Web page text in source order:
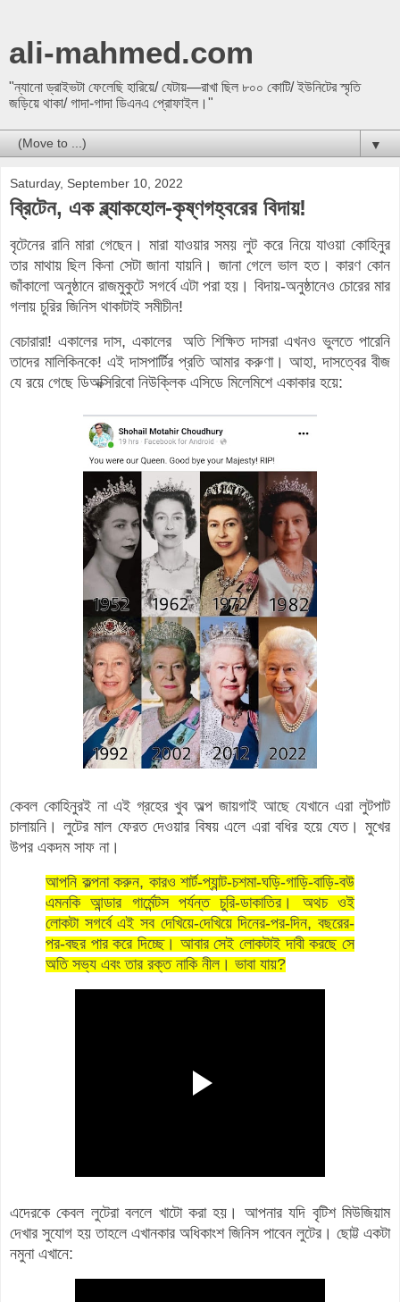
ali-mahmed.com
"ন্যানো ড্রাইভটা ফেলেছি হারিয়ে/ যেটায়—রাখা ছিল ৮০০ কোটি/ ইউনিটের স্মৃতি
জড়িয়ে থাকা/ গাদা-গাদা ডিএনএ প্রোফাইল।"
▼
Saturday, September 10, 2022
ব্রিটেন, এক ব্ল্যাকহোল-কৃষ্ণগহ্বরের বিদায়!
বৃটেনের রানি মারা গেছেন। মারা যাওয়ার সময় লুট করে নিয়ে যাওয়া কোহিনুর
তার মাথায় ছিল কিনা সেটা জানা যায়নি। জানা গেলে ভাল হত। কারণ কোন
জাঁকালো অনুষ্ঠানে রাজমুকুটে সগর্বে এটা পরা হয়। বিদায়-অনুষ্ঠানেও চোরের মার
গলায় চুরির জিনিস থাকাটাই সমীচীন!
বেচারারা! একালের দাস, একালের অতি শিক্ষিত দাসরা এখনও ভুলতে পারেনি
তাদের মালিকিনকে! এই দাসপার্টির প্রতি আমার করুণা। আহা, দাসত্বের বীজ
যে রয়ে গেছে ডিঅক্সিরিবো নিউক্লিক এসিডে মিলেমিশে একাকার হয়ে:
কেবল কোহিনুরই না এই গ্রহের খুব অল্প জায়গাই আছে যেখানে এরা লুটপাট
চালায়নি। লুটের মাল ফেরত দেওয়ার বিষয় এলে এরা বধির হয়ে যেত। মুখের
উপর একদম সাফ না।
আপনি কল্পনা করুন, কারও শার্ট-প্যান্ট-চশমা-ঘড়ি-গাড়ি-বাড়ি-বউ
এমনকি আন্ডার গার্মেন্টস পর্যন্তচুরি-ডাকাতির। অথচ ওই
লোকটা সগর্বে এই সব দেখিয়ে-দেখিয়ে দিনের-পর-দিন, বছরের-
পর-বছর পার করে দিচ্ছে। আবার সেই লোকটাই দাবী করছে সে
অতি সভ্য এবং তার রক্ত নাকি নীল। ভাবা যায়?
এদেরকে কেবল লুটেরা বললে খাটো করা হয়। আপনার যদি বৃটিশ মিউজিয়াম
দেখার সুযোগ হয় তাহলে এখানকার অধিকাংশ জিনিস পাবেন লুটের। ছোট্ট একটা
নমুনা এখানে: